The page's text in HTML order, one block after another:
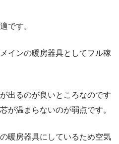
です。
インの暖房器具としてフル稼
出るのが良いところなのです
が温まらないのが弱点です。
暖房器具にしているため空気